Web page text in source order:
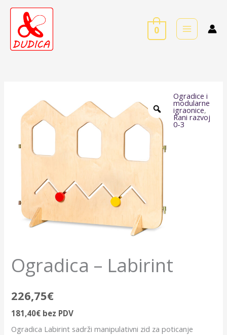
Skip
content
0
Ogradice i
modularne
igraonice,
Rani razvoj
0-3
Ogradica – Labirint
226,75€
181,40€ bez PDV
Ogradica Labirint sadrži manipulativni zid za poticanje
Ogradica
Labirint